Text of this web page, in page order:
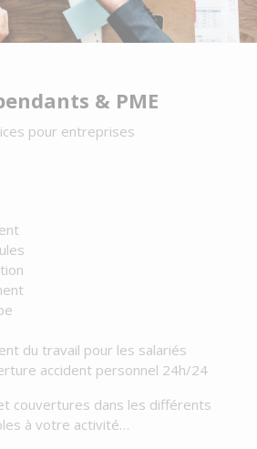
& PME
pour entreprises
du travail pour les salariés
accident personnel 24h/24
couvertures dans les différents
à votre activité…